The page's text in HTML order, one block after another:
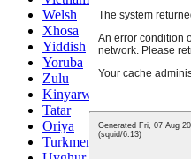
Welsh
Xhosa
Yiddish
Yoruba
Zulu
Kinyarwanda
Tatar
Oriya
Turkmen